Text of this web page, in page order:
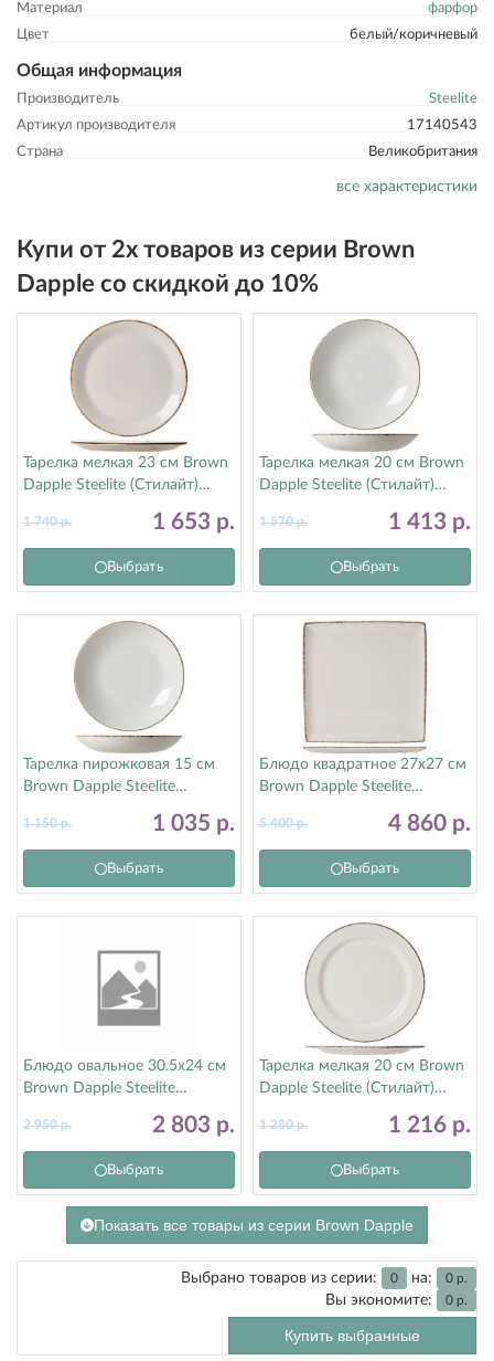
Материал
фарфор
Цвет
белый/коричневый
Общая информация
Производитель
Steelite
Артикул производителя
17140543
Страна
Великобритания
все характеристики
Купи от 2х товаров из серии Brown
Dapple со скидкой до 10%
Тарелка мелкая 23 см Brown
Dapple Steelite (Стилайт)
1 653 р.
1 740р.
Выбрать
Тарелка мелкая 20 см Brown
Dapple Steelite (Стилайт)
1 413 р.
1 570р.
Выбрать
Тарелка пирожковая 15 см
Brown Dapple Steelite
1 035 р.
1 150р.
Выбрать
Блюдо квадратное 27х27 см
Brown Dapple Steelite
4 860 р.
5 400р.
Выбрать
Блюдо овальное 30.5х24 см
Brown Dapple Steelite
2 803 р.
2 950р.
Выбрать
Тарелка мелкая 20 см Brown
Dapple Steelite (Стилайт)
1 216 р.
1 280р.
Выбрать
Показать все товары из серии Brown Dapple
Выбрано товаров из серии: 0 на: 0 р.
Вы экономите: 0 р.
Купить выбранные